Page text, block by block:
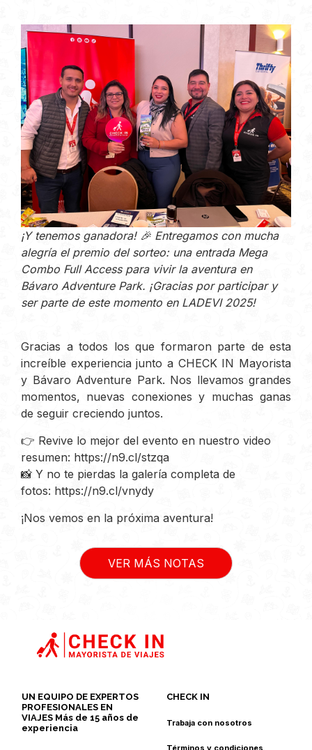
¡Y tenemos ganadora! 🎉 Entregamos con mucha
alegría el premio del sorteo: una entrada Mega
Combo Full Access para vivir la aventura en
Bávaro Adventure Park. ¡Gracias por participar y
ser parte de este momento en LADEVI 2025!
Gracias a todos los que formaron parte de esta
increíble experiencia junto a CHECK IN Mayorista
y Bávaro Adventure Park. Nos llevamos grandes
momentos, nuevas conexiones y muchas ganas
de seguir creciendo juntos.
👉 Revive lo mejor del evento en nuestro video
resumen: https://n9.cl/stzqa
📸 Y no te pierdas la galería completa de
fotos: https://n9.cl/vnydy
¡Nos vemos en la próxima aventura!
VER MÁS NOTAS
UN EQUIPO DE EXPERTOS
PROFESIONALES EN
VIAJES Más de 15 años de
experiencia
CHECK IN
Trabaja con nosotros
Términos y condiciones